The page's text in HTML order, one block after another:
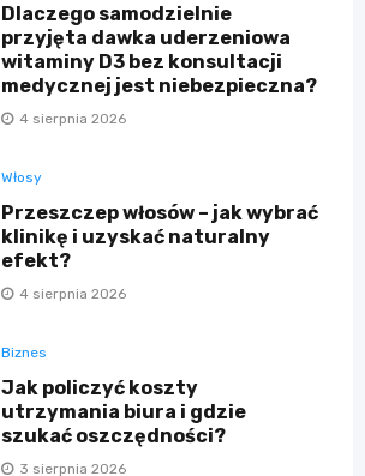
Dlaczego samodzielnie
przyjęta dawka uderzeniowa
witaminy D3 bez konsultacji
medycznej jest niebezpieczna?
4 sierpnia 2026
Włosy
Przeszczep włosów – jak wybrać
klinikę i uzyskać naturalny
efekt?
4 sierpnia 2026
Biznes
Jak policzyć koszty
utrzymania biura i gdzie
szukać oszczędności?
3 sierpnia 2026